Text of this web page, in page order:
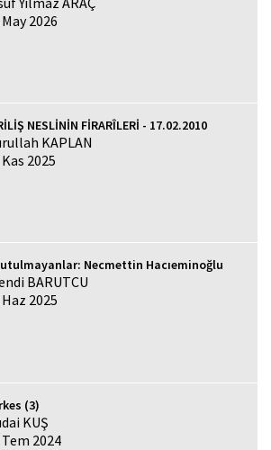
2026
NESLİNİN FİRARÎLERİ - 17.02.2010
KAPLAN
2025
Necmettin Hacıeminoğlu
BARUTCU
2025
(3)
KUŞ
Tem 2024